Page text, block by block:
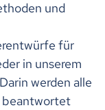
und
für
in unserem
werden alle
beantwortet